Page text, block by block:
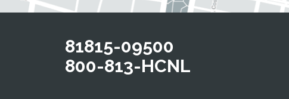
81815-09500
800-813-HCNL